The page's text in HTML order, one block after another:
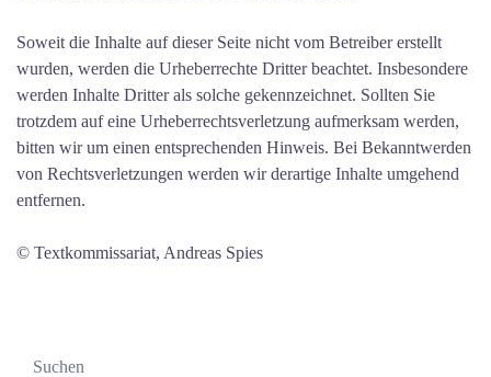
Soweit die Inhalte auf dieser Seite nicht vom Betreiber erstellt
wurden, werden die Urheberrechte Dritter beachtet. Insbesondere
werden Inhalte Dritter als solche gekennzeichnet. Sollten Sie
trotzdem auf eine Urheberrechtsverletzung aufmerksam werden,
bitten wir um einen entsprechenden Hinweis. Bei Bekanntwerden
von Rechtsverletzungen werden wir derartige Inhalte umgehend
entfernen.
© Textkommissariat, Andreas Spies
Suchen